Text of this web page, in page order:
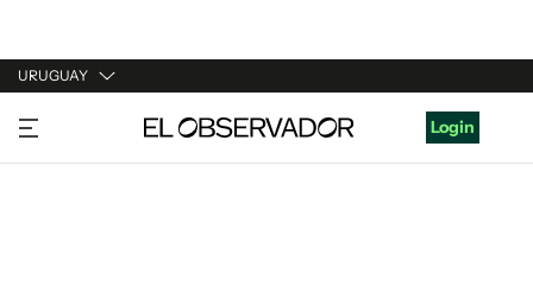
URUGUAY
URUGUAY
ARGENTINA
Login